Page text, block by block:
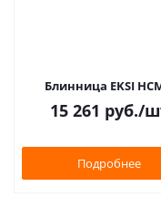
Блинница EKSI
15 261 руб./
Подробнее